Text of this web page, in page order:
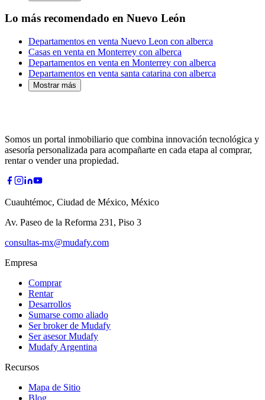
Lo más recomendado en Nuevo León
Departamentos en venta Nuevo Leon con alberca
Casas en venta en Monterrey con alberca
Departamentos en venta en Monterrey con alberca
Departamentos en venta santa catarina con alberca
Mostrar más
Somos un portal inmobiliario que combina innovación tecnológica y
asesoría personalizada para acompañarte en cada etapa al comprar,
rentar o vender una propiedad.
Cuauhtémoc, Ciudad de México, México
Av. Paseo de la Reforma 231, Piso 3
consultas-mx@mudafy.com
Empresa
Comprar
Rentar
Desarrollos
Sumarse como aliado
Ser broker de Mudafy
Ser asesor Mudafy
Mudafy Argentina
Recursos
Mapa de Sitio
Blog